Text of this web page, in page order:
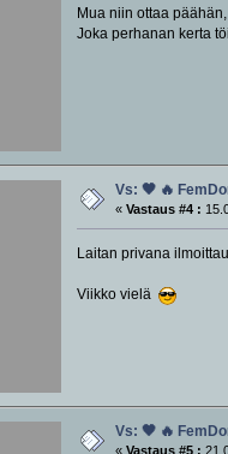
Mua niin ottaa
Joka perhanan kerta
Vs: 🖤 🔥
«Vastaus #4 :
Laitan privana
Viikko vielä
Vs: 🖤 🔥
«Vastaus #5 :